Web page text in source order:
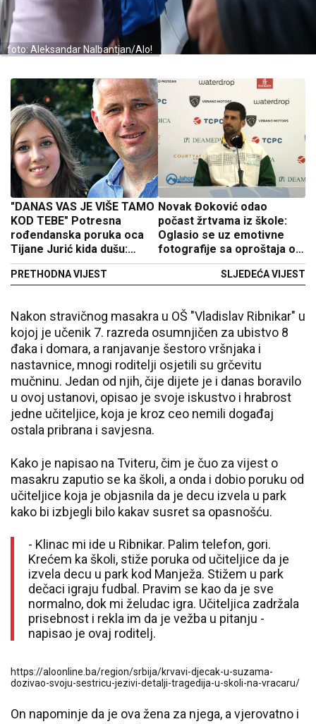
foto: Aleksandar Nalbantjan/Alo!
"DANAS VAS JE VIŠE TAMO
KOD TEBE" Potresna
rođendanska poruka oca
Tijane Jurić kida dušu:
Nismo vas sačuvali...
oprostite
PRETHODNA VIJEST
Novak Đoković odao
počast žrtvama iz škole:
Oglasio se uz emotivne
fotografije sa oproštaja od
ubijene djece
SLJEDEĆA VIJEST
Nakon stravičnog masakra u OŠ "Vladislav Ribnikar" u
kojoj je učenik 7. razreda osumnjičen za ubistvo 8
đaka i domara, a ranjavanje šestoro vršnjaka i
nastavnice, mnogi roditelji osjetili su grčevitu
mučninu. Jedan od njih, čije dijete je i danas boravilo
u ovoj ustanovi, opisao je svoje iskustvo i hrabrost
jedne učiteljice, koja je kroz ceo nemili događaj
ostala pribrana i savjesna.
Kako je napisao na Tviteru, čim je čuo za vijest o
masakru zaputio se ka školi, a onda i dobio poruku od
učiteljice koja je objasnila da je decu izvela u park
kako bi izbjegli bilo kakav susret sa opasnošću.
- Klinac mi ide u Ribnikar. Palim telefon, gori.
Krećem ka školi, stiže poruka od učiteljice da je
izvela decu u park kod Manježa. Stižem u park
dečaci igraju fudbal. Pravim se kao da je sve
normalno, dok mi želudac igra. Učiteljica zadržala
prisebnost i rekla im da je vežba u pitanju -
napisao je ovaj roditelj.
https://aloonline.ba/region/srbija/krvavi-djecak-u-suzama-
dozivao-svoju-sestricu-jezivi-detalji-tragedija-u-skoli-na-vracaru/
On napominje da je ova žena za njega, a vjerovatno i